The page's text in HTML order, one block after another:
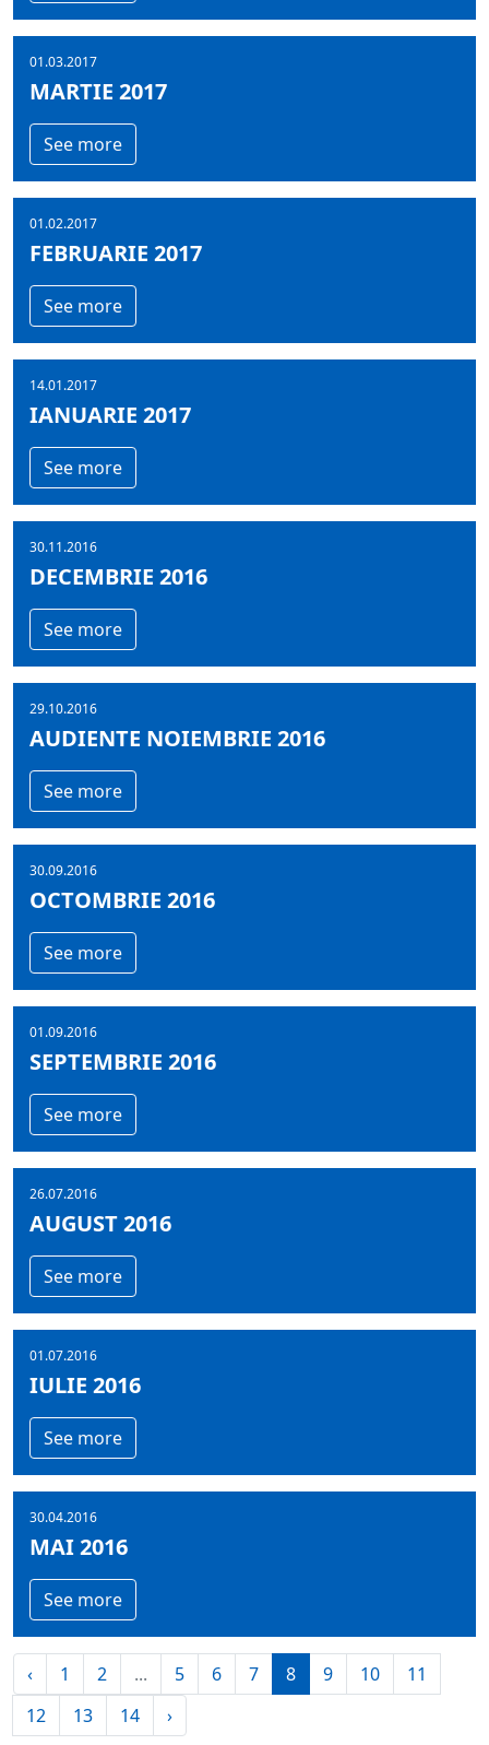
01.03.2017
MARTIE 2017
See more
01.02.2017
FEBRUARIE 2017
See more
14.01.2017
IANUARIE 2017
See more
30.11.2016
DECEMBRIE 2016
See more
29.10.2016
AUDIENTE NOIEMBRIE 2016
See more
30.09.2016
OCTOMBRIE 2016
See more
01.09.2016
SEPTEMBRIE 2016
See more
26.07.2016
AUGUST 2016
See more
01.07.2016
IULIE 2016
See more
30.04.2016
MAI 2016
See more
‹ 1 2 ... 5 6 7 8 9 10
11
12
13 14 ›